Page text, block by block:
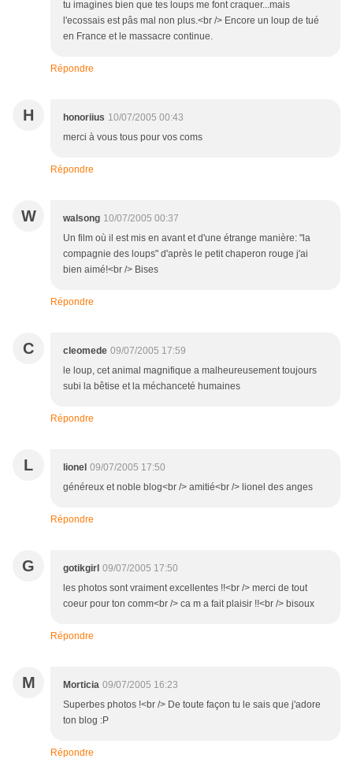
tu imagines bien que tes loups me font craquer...mais
l'ecossais est pâs mal non plus.<br /> Encore un loup de tué
en France et le massacre continue.
Répondre
H honoriius 10/07/2005 00:43
merci à vous tous pour vos coms
Répondre
W walsong 10/07/2005 00:37
Un film où il est mis en avant et d'une étrange manière: "la
compagnie des loups" d'après le petit chaperon rouge j'ai
bien aimé!<br /> Bises
Répondre
C cleomede 09/07/2005 17:59
le loup, cet animal magnifique a malheureusement toujours
subi la bêtise et la méchanceté humaines
Répondre
L lionel 09/07/2005 17:50
généreux et noble blog<br /> amitié<br /> lionel des anges
Répondre
G gotikgirl 09/07/2005 17:50
les photos sont vraiment excellentes !!<br /> merci de tout
coeur pour ton comm<br /> ca m a fait plaisir !!<br /> bisoux
Répondre
M Morticia 09/07/2005 16:23
Superbes photos !<br /> De toute façon tu le sais que j'adore
ton blog :P
Répondre